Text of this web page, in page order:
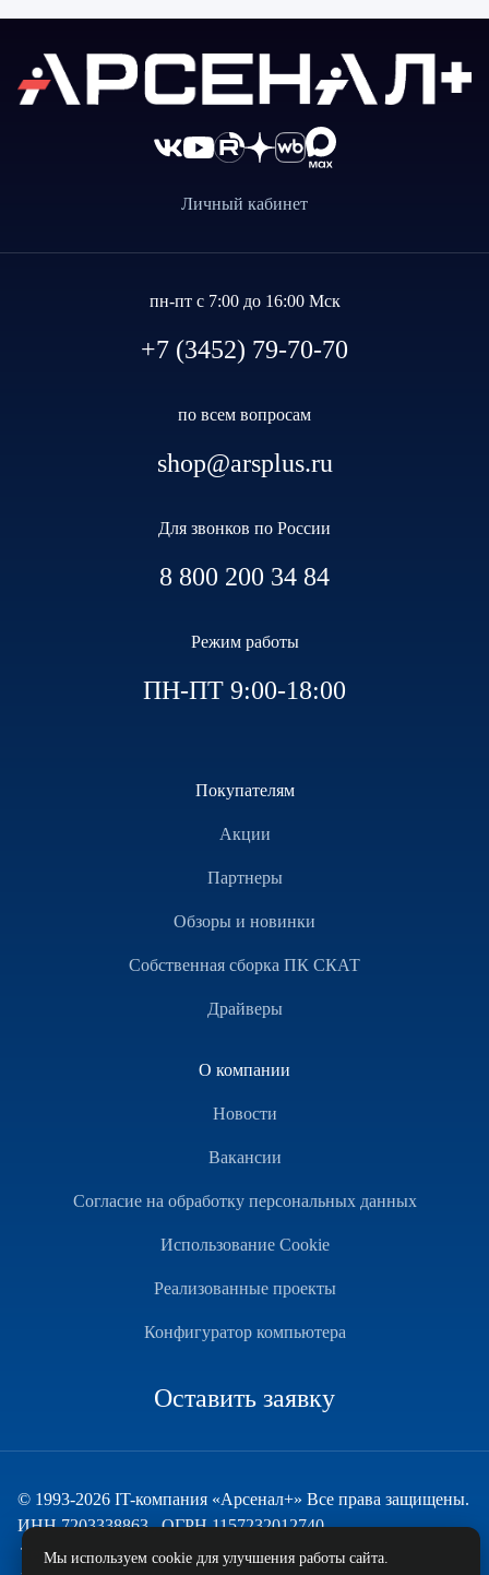
Личный кабинет
пн-пт с 7:00 до 16:00 Мск
+7 (3452) 79-70-70
по всем вопросам
shop@arsplus.ru
Для звонков по России
8 800 200 34 84
Режим работы
ПН-ПТ 9:00-18:00
Покупателям
Акции
Партнеры
Обзоры и новинки
Собственная сборка ПК СКАТ
Драйверы
О компании
Новости
Вакансии
Согласие на обработку персональных данных
Использование Cookie
Реализованные проекты
Конфигуратор компьютера
Оставить заявку
© 1993-2026 IT-компания «Арсенал+» Все права защищены.
ИНН 7203338863 , ОГРН 1157232012740
Техническая поддержка
Мы используем cookie для улучшения работы сайта.